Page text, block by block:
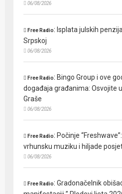
06/08/2026
Free Radio: Isplata julskih
Srpskoj
06/08/2026
Free Radio: Bingo Group i ove
događaja građanima: Osvojite
Graše
06/08/2026
Free Radio: Počinje
vrhunsku muziku i hiljade
06/08/2026
Free Radio:Gradonačelnik